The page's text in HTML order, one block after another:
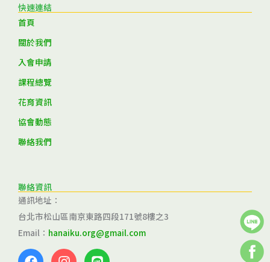
快速連結
首頁
關於我們
入會申請
課程總覽
花育資訊
協會動態
聯絡我們
聯絡資訊
通訊地址：
台北市松山區南京東路四段171號8樓之3
Email： hanaiku.org@gmail.com
F I L